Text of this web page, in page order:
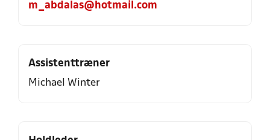
m_abdalas@hotmail.com
Assistenttræner
Michael Winter